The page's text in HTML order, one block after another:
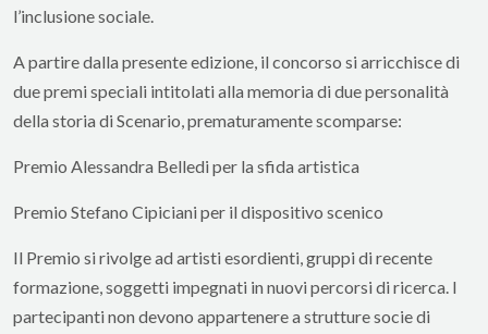
l’inclusione sociale.
A partire dalla presente edizione, il concorso si arricchisce di
due premi speciali intitolati alla memoria di due personalità
della storia di Scenario, prematuramente scomparse:
Premio Alessandra Belledi per la sfida artistica
Premio Stefano Cipiciani per il dispositivo scenico
Il Premio si rivolge ad artisti esordienti, gruppi di recente
formazione, soggetti impegnati in nuovi percorsi di ricerca. I
partecipanti non devono appartenere a strutture socie di